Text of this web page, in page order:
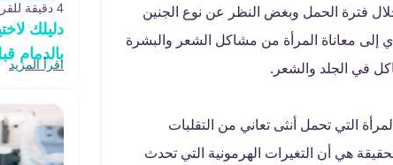
فترة الحمل وبغض النظر عن نوع الجنين
معاناة المرأة من مشاكل الشعر والبشرة
التي تحمل أنثى تعاني من التقلبات
هي أن التغيرات الهرمونية التي تحدث
4 دقيقة للقراءة
دليلك
بالدمام
اقرأ المزيد